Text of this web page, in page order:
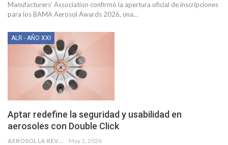
Manufacturers’ Association confirmó la apertura oficial de inscripciones
para los BAMA Aerosol Awards 2026, una…
ALR - AÑO XXI
Aptar redefine la seguridad y usabilidad en
aerosoles con Double Click
AEROSOL LA REVISTA May 1, 2026